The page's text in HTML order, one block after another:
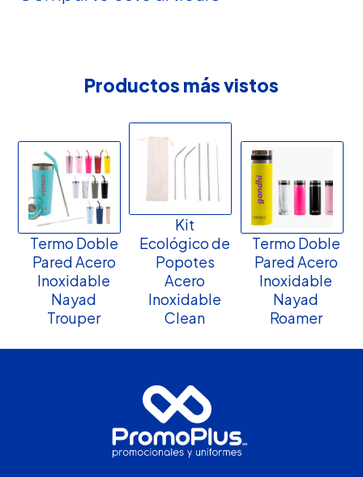
Productos más vistos
Termo Doble
Pared Acero
Inoxidable
Nayad
Trouper
Kit
Ecológico de
Popotes
Acero
Inoxidable
Clean
Termo Doble
Pared Acero
Inoxidable
Nayad
Roamer